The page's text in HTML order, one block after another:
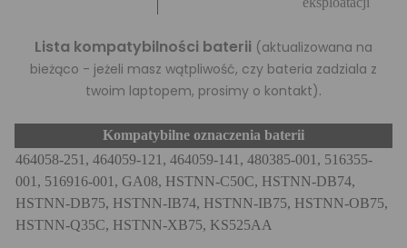
Lista kompatybilności baterii (aktualizowana na
bieżąco - jeżeli masz wątpliwość, czy bateria zadziala z
twoim laptopem, prosimy o kontakt).
Kompatybilne oznaczenia baterii
464058-251, 464059-121, 464059-141, 480385-001, 516355-
001, 516916-001, GA08, HSTNN-C50C, HSTNN-DB74,
HSTNN-DB75, HSTNN-IB74, HSTNN-IB75, HSTNN-OB75,
HSTNN-Q35C, HSTNN-XB75, KS525AA